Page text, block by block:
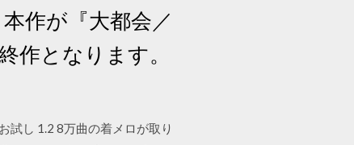
作が『大都会／
作となります。
試し 1.2 8万曲の着メロが取り